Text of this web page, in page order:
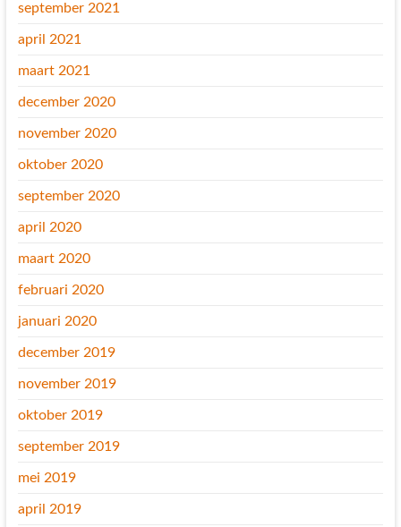
september 2021
april 2021
maart 2021
december 2020
november 2020
oktober 2020
september 2020
april 2020
maart 2020
februari 2020
januari 2020
december 2019
november 2019
oktober 2019
september 2019
mei 2019
april 2019